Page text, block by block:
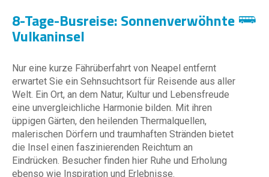
8-Tage-Busreise: Sonnenverwöhnte
Vulkaninsel
Nur eine kurze Fährüberfahrt von Neapel entfernt
erwartet Sie ein Sehnsuchtsort für Reisende aus aller
Welt. Ein Ort, an dem Natur, Kultur und Lebensfreude
eine unvergleichliche Harmonie bilden. Mit ihren
üppigen Gärten, den heilenden Thermalquellen,
malerischen Dörfern und traumhaften Stränden bietet
die Insel einen faszinierenden Reichtum an
Eindrücken. Besucher finden hier Ruhe und Erholung
ebenso wie Inspiration und Erlebnisse.